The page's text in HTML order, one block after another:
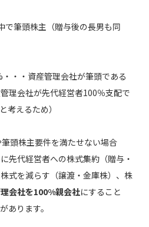
で筆頭株主（贈与後の長男も同
・・資産管理会社が筆頭である
理会社が先代経営者100％支配で
考えるため）
頭株主要件を満たせない場合
先代経営者への株式集約（贈与・
式を減らす（譲渡・金庫株）、株
会社を100%親会社にすること
あります。